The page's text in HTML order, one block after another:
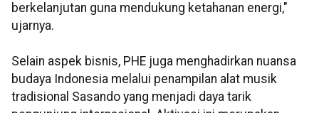
berkelanjutan guna mendukung ketahanan energi,"
ujarnya.
Selain aspek bisnis, PHE juga menghadirkan nuansa
budaya Indonesia melalui penampilan alat musik
tradisional Sasando yang menjadi daya tarik